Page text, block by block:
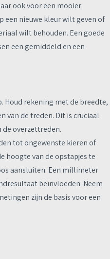
ook voor een mooier
een nieuwe kleur wilt geven of
wilt behouden. Een goede
een gemiddeld en een
Houd rekening met de breedte,
van de treden. Dit is cruciaal
de overzettreden.
tot ongewenste kieren of
hoogte van de opstapjes te
aansluiten. Een millimeter
beïnvloeden. Neem
zijn de basis voor een